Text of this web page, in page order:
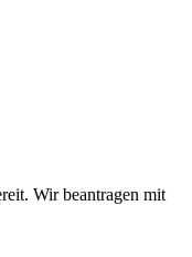
Wir beantragen mit